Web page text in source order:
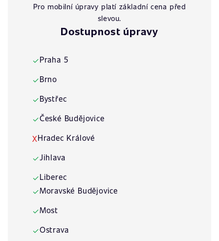
Pro mobilní úpravy platí základní cena před
slevou.
Dostupnost úpravy
✓Praha 5
✓Brno
✓Bystřec
✓České Budějovice
XHradec Králové
✓Jihlava
✓Liberec
✓Moravské Budějovice
✓Most
✓Ostrava